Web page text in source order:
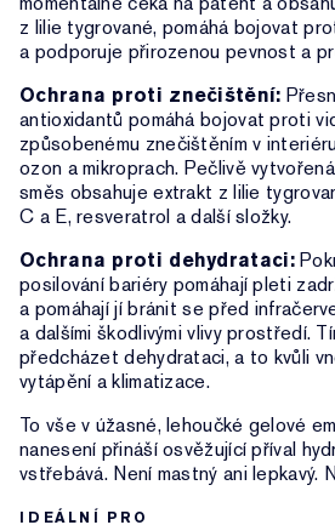
z lilie tygrované, pomáhá bojovat
a podporuje přirozenou pevnost a
Ochrana proti znečištění:
antioxidantů pomáhá bojovat proti
způsobenému znečištěním v
ozon a mikroprach. Pečlivě
směs obsahuje extrakt z lilie
C a E, resveratrol a další složky.
Ochrana proti dehydrataci:
posilování bariéry pomáhají pleti
a pomáhají jí bránit se před
a dalšími škodlivými vlivy prostředí.
předcházet dehydrataci, a to kvůli
vytápění a klimatizace.
To vše v úžasné, lehoučké gelové
nanesení přináší osvěžující příval
vstřebává. Není mastný ani lepkavý.
IDEÁLNÍ PRO